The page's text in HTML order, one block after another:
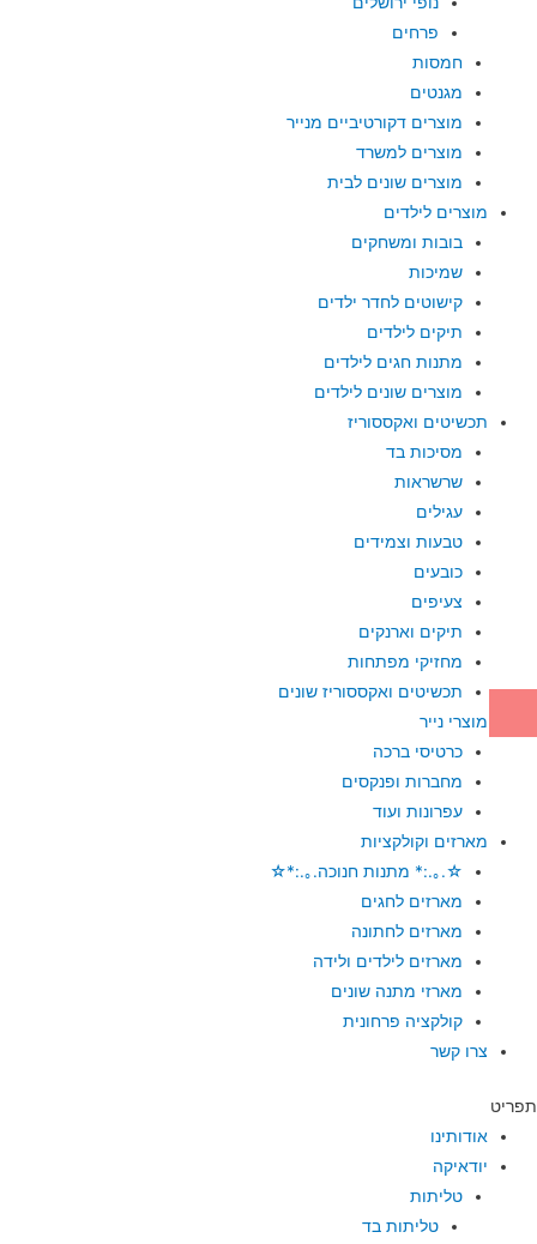
פרחים
חמסות
מגנטים
מוצרים דקורטיביים מנייר
מוצרים למשרד
מוצרים שונים לבית
מוצרים לילדים
בובות ומשחקים
שמיכות
קישוטים לחדר ילדים
תיקים לילדים
מתנות חגים לילדים
מוצרים שונים לילדים
תכשיטים ואקססוריז
מסיכות בד
שרשראות
עגילים
טבעות וצמידים
כובעים
צעיפים
תיקים וארנקים
מחזיקי מפתחות
תכשיטים ואקססוריז שונים
מוצרי נייר
כרטיסי ברכה
מחברות ופנקסים
עפרונות ועוד
מארזים וקולקציות
☆.｡.:* מתנות חנוכה.｡.:*☆
מארזים לחגים
מארזים לחתונה
מארזים לילדים ולידה
מארזי מתנה שונים
קולקציה פרחונית
צרו קשר
תפריט
אודותינו
יודאיקה
טליתות
טליתות בד